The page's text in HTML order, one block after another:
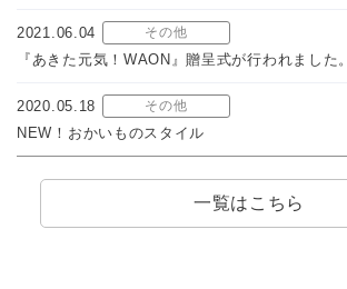
2021.06.04 その他
『あきた元気！WAON』贈呈式が行われました。
2020.05.18 その他
NEW！おかいものスタイル
一覧はこちら